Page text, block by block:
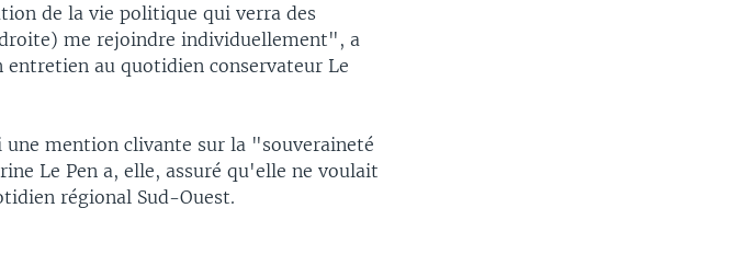
de la vie politique qui verra des
me rejoindre individuellement", a
au quotidien conservateur Le
mention clivante sur la "souveraineté
Le Pen a, elle, assuré qu'elle ne voulait
régional Sud-Ouest.